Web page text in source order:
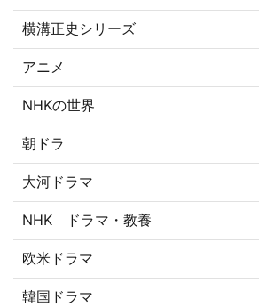
横溝正史シリーズ
アニメ
NHKの世界
朝ドラ
大河ドラマ
NHK ドラマ・教養
欧米ドラマ
韓国ドラマ